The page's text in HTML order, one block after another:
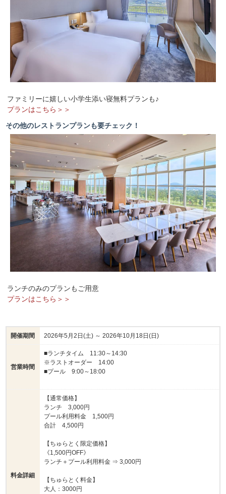
ファミリーに嬉しい小学生添い寝無料プランも♪
プランはこちら＞＞
その他のレストランプランも要チェック！
ランチのみのプランもご用意
プランはこちら＞＞
開催期間 2026年5月2日(土) ～ 2026年10月18日(日)
営業時間
■ランチタイム 11:30～14:30
※ラストオーダー 14:00
■プール 9:00～18:00
料金詳細
【通常価格】
ランチ 3,000円
プール利用料金 1,500円
合計 4,500円
【ちゅらとく限定価格】
《1,500円OFF》
ランチ＋プール利用料金 ⇒ 3,000円
【ちゅらとく料金】
大人：3000円